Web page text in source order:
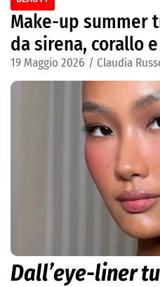
Make-up summer
da sirena, corallo
19 Maggio 2026 / Claudia
Dall’eye-liner